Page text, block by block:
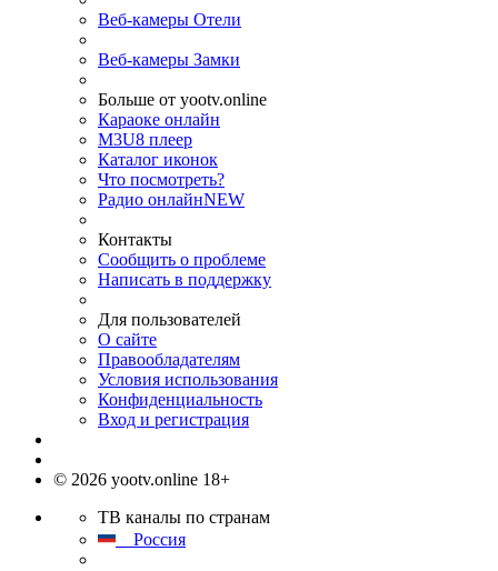
Веб-камеры Отели
Веб-камеры Замки
Больше от yootv.online
Караоке онлайн
M3U8 плеер
Каталог иконок
Что посмотреть?
Радио онлайнNEW
Контакты
Сообщить о проблеме
Написать в поддержку
Для пользователей
О сайте
Правообладателям
Условия использования
Конфиденциальность
Вход и регистрация
© 2026 yootv.online 18+
ТВ каналы по странам
Россия